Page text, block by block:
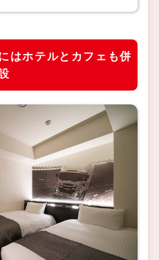
はホテルとカフェも併